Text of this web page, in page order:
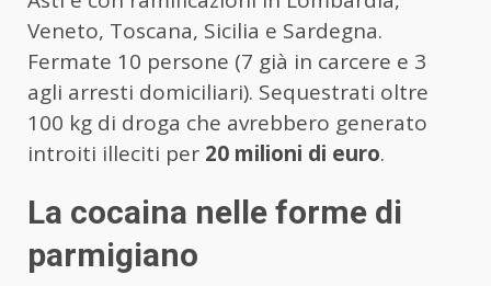
Veneto, Toscana, Sicilia e Sardegna.
Fermate 10 persone (7 già in carcere e 3
agli arresti domiciliari). Sequestrati oltre
100 kg di droga che avrebbero generato
introiti illeciti per 20 milioni di euro.
La cocaina nelle forme di
parmigiano